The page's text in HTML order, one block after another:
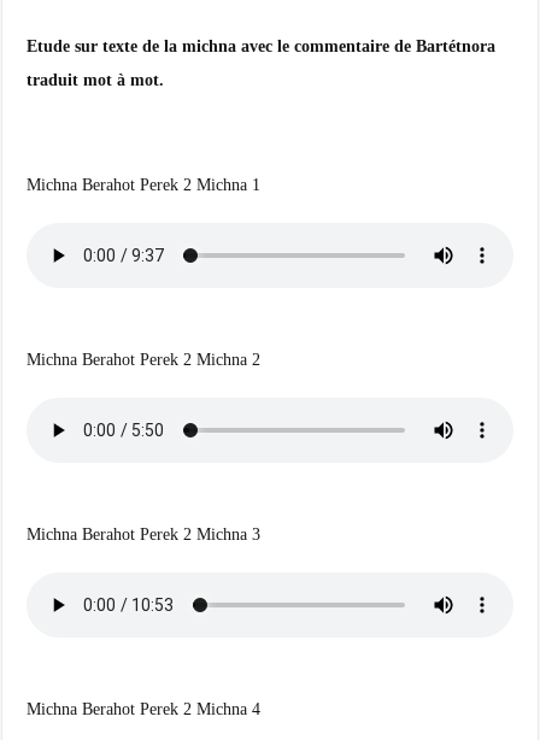
Etude sur texte de la michna avec le commentaire de Bartétnora
traduit mot à mot.
Michna Berahot Perek 2 Michna 1
Michna Berahot Perek 2 Michna 2
Michna Berahot Perek 2 Michna 3
Michna Berahot Perek 2 Michna 4